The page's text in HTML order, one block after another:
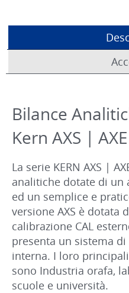
Bilance
Kern AXS | AXE
La serie KERN AXS |
analitiche dotate di un
ed un semplice e
versione AXS è dotata
calibrazione CAL
presenta un sistema
interna. I loro
sono Industria orafa,
scuole e università.